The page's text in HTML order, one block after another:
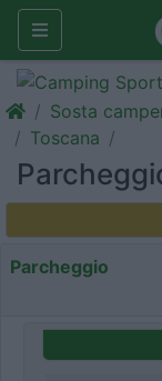
Sosta
Toscana
Parcheggio